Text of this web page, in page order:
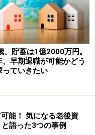
が、控除の枠がもっ
て1万円をiDeCoに掛
額72万円の保障も捨
ただくことができ、
ようやく定期的な貯
、貯蓄は1億2000万円。
、早期退職が可能かどう
っていきたい
能！ 気になる老後資
語った3つの事例